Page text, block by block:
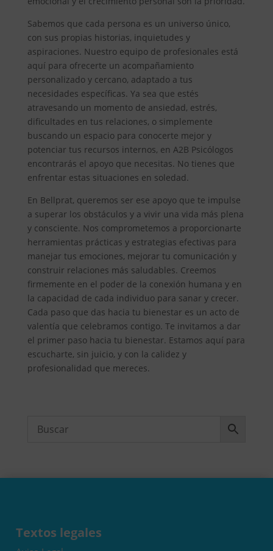
Sabemos que cada persona es un universo único,
con sus propias historias, inquietudes y
aspiraciones. Nuestro equipo de profesionales está
aquí para ofrecerte un acompañamiento
personalizado y cercano, adaptado a tus
necesidades específicas. Ya sea que estés
atravesando un momento de ansiedad, estrés,
dificultades en tus relaciones, o simplemente
buscando un espacio para conocerte mejor y
potenciar tus recursos internos, en A2B Psicólogos
encontrarás el apoyo que necesitas. No tienes que
enfrentar estas situaciones en soledad.
En Bellprat, queremos ser ese apoyo que te impulse
a superar los obstáculos y a vivir una vida más plena
y consciente. Nos comprometemos a proporcionarte
herramientas prácticas y estrategias efectivas para
manejar tus emociones, mejorar tu comunicación y
construir relaciones más saludables. Creemos
firmemente en el poder de la conexión humana y en
la capacidad de cada individuo para sanar y crecer.
Cada paso que das hacia tu bienestar es un acto de
valentía que celebramos contigo. Te invitamos a dar
el primer paso hacia tu bienestar. Estamos aquí para
escucharte, sin juicio, y con la calidez y
profesionalidad que mereces.
Textos legales